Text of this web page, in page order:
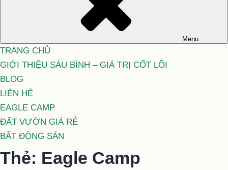
Menu
TRANG CHỦ
GIỚI THIỆU SÁU BÌNH – GIÁ TRỊ CỐT LÕI
BLOG
LIÊN HỆ
EAGLE CAMP
ĐẤT VƯỜN GIÁ RẺ
BẤT ĐỘNG SẢN
Thẻ: Eagle Camp